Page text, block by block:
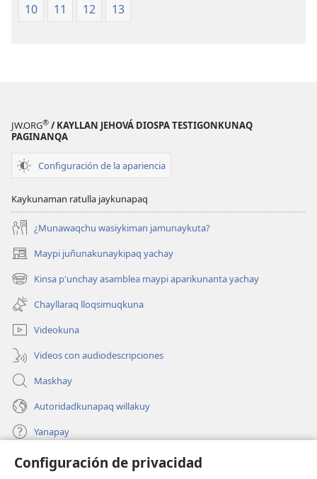
Configuración de privacidad
10
11 12 13
JW.ORG® / KAYLLAN JEHOVÁ DIOSPA TESTIGONKUNAQ
PAGINANQA
Configuración de la apariencia
Kaykunaman ratulla jaykunapaq
¿Munawaqchu wasiykiman jamunaykuta?
Maypi juñunakunaykipaq yachay
(abre
una
nueva
ventana)
Kinsa p'unchay asamblea maypi aparikunanta yachay
(abre
una
nueva
ventana)
Chayllaraq lloqsimuqkuna
Videokuna
Videos con audiodescripciones
Maskhay
Autoridadkunapaq willakuy
Yanapay
Donacionta churanapaq